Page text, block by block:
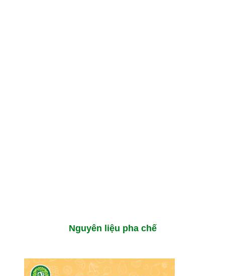
Nguyên liệu pha chế